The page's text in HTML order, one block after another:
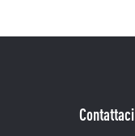
Contattaci